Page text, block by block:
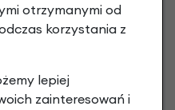
oferty w rozumieniu art.
decyzja o warunkach
po ocenie
otrzymanymi od
korzystania z
lepiej
zainteresowań i